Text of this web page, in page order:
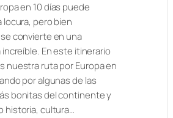
en 10 días puede
locura, pero bien
convierte en una
En este itinerario
nuestra ruta por Europa en
por algunas de las
bonitas del continente y
historia, cultura…